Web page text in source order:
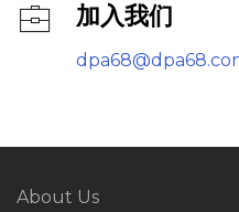
加入我们
About Us